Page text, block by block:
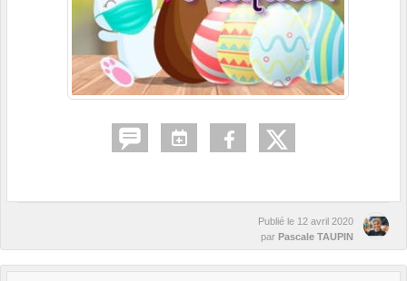
Publié le 12 avril 2020
par Pascale TAUPIN